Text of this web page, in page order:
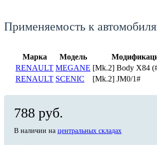
Применяемость к
Марка Модель
RENAULT MEGANE [Mk.2] Body X84
RENAULT SCENIC [Mk.2] JM0/1#
788 руб.
В наличии на центральных складах